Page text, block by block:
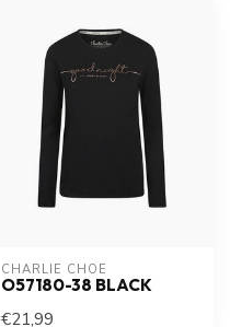
CHARLIE CHOE
O57180-38 BLACK
€21,99